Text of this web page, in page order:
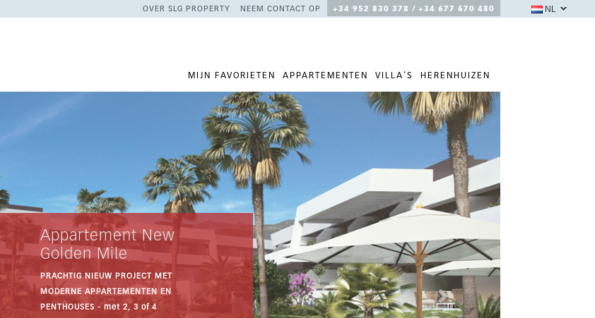
OVER SLG PROPERTY NEEM CONTACT OP +34 952 830 378 / +34 677 670 480
MIJN FAVORIETEN APPARTEMENTEN VILLA'S HERENHUIZEN
Duplex Penthouse
Bahía Dorada
HEDENDAAGSE APPARTEMENTEN OP
LOOPAFSTAND VAN HET STRAND.
Next
NL